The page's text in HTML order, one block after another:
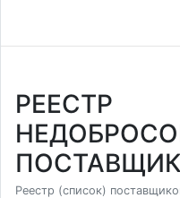
РЕЕСТР
Реестр (список)